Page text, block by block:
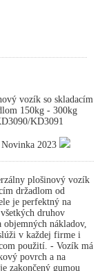
vozík so skladacím
150kg - 300kg
KD3091
2023
plošinový vozík
držadlom od
je perfektný na
druhov
objemných nákladov,
v každej firme i
použití. - Vozík má
povrch a na
zakončený gumou